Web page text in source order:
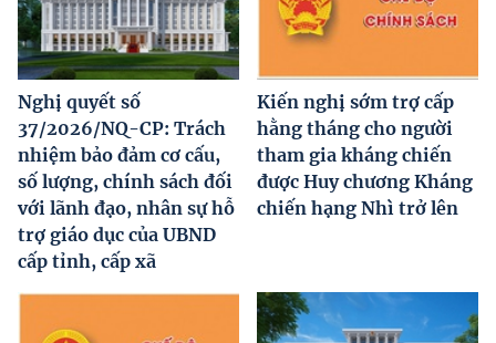
Nghị quyết số
37/2026/NQ-CP: Trách
nhiệm bảo đảm cơ cấu,
số lượng, chính sách đối
với lãnh đạo, nhân sự hỗ
trợ giáo dục của UBND
cấp tỉnh, cấp xã
Kiến nghị sớm trợ cấp
hằng tháng cho người
tham gia kháng chiến
được Huy chương Kháng
chiến hạng Nhì trở lên